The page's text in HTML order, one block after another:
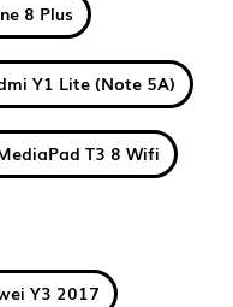
8 Plus
Y1 Lite (Note 5A)
T3 8 Wifi
Y3 2017